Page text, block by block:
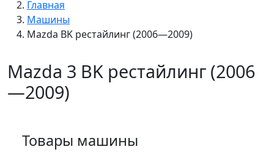
Главная
Машины
Mazda BK рестайлинг (2006—2009)
Mazda 3 BK рестайлинг (2006
—2009)
Товары машины